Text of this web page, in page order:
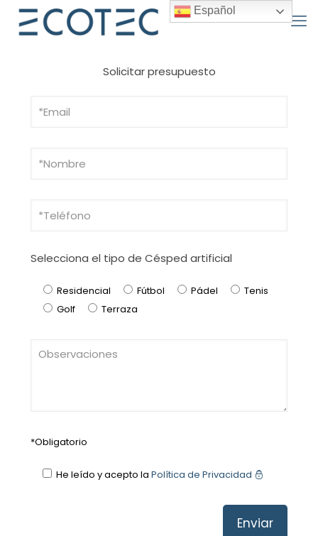
Solicitar presupuesto
Selecciona el tipo de Césped artificial
Residencial Fútbol Pádel
Tenis
Golf
Terraza
*Obligatorio
He leído y acepto la Política de Privacidad
Español